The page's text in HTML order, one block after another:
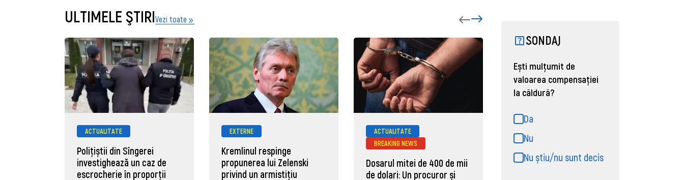
ULTIMELE ŞTIRIVezi toate
ACTUALITATE
Polițiștii din Sîngerei
investighează un caz de
escrocherie în proporții
EXTERNE
Kremlinul respinge
propunerea lui Zelenski
privind un armistițiu
ACTUALITATE
BREAKING NEWS
Dosarul mitei de 400 de mii
de dolari: Un procuror și
Moldova, de aproape opt ori
sub media UE la costul
SONDAJ
Ești mulțumit de
valoarea compensației
la căldură?
Da
Nu
Nu știu/nu sunt decis